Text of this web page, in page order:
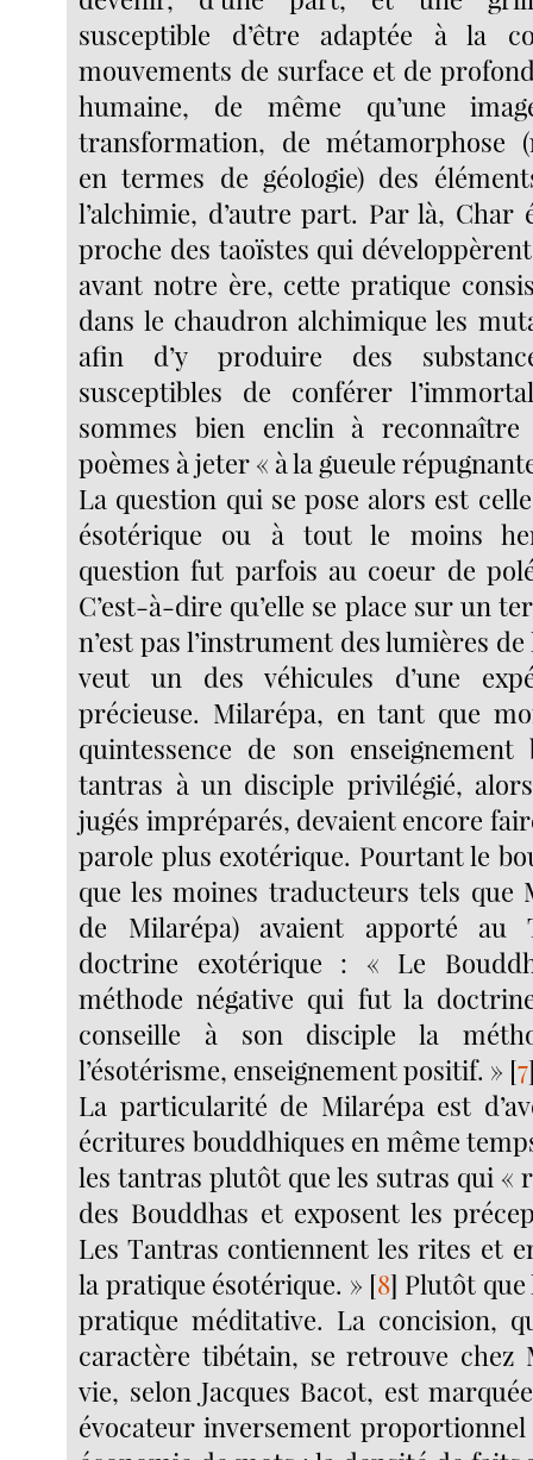
susceptible d’être adaptée à la
mouvements de surface et de
humaine, de même qu’une
transformation, de métamorphose
en termes de géologie) des
l’alchimie, d’autre part. Par là, Char
proche des taoïstes qui
avant notre ère, cette pratique
dans le chaudron alchimique les
afin d’y produire des
susceptibles de conférer
sommes bien enclin à
poèmes à jeter « à la gueule
La question qui se pose alors est
ésotérique ou à tout le moins
question fut parfois au coeur de
C’est-à-dire qu’elle se place sur un
n’est pas l’instrument des lumières
veut un des véhicules d’une
précieuse. Milarépa, en tant que
quintessence de son enseignement
tantras à un disciple privilégié,
jugés impréparés, devaient encore
parole plus exotérique. Pourtant le
que les moines traducteurs tels que
de Milarépa) avaient apporté au
doctrine exotérique : « Le
méthode négative qui fut la
conseille à son disciple la
l’ésotérisme, enseignement positif. » [7
La particularité de Milarépa est
écritures bouddhiques en même
les tantras plutôt que les sutras qui «
des Bouddhas et exposent les
Les Tantras contiennent les rites et
la pratique ésotérique. » [8] Plutôt que
pratique méditative. La concision,
caractère tibétain, se retrouve chez
vie, selon Jacques Bacot, est
évocateur inversement proportionnel